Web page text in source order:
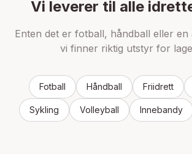
Vi leverer til alle
Enten det er fotball, håndball eller
vi finner riktig utstyr for
Fotball Håndball Friidrett
Sykling Volleyball Innebandy